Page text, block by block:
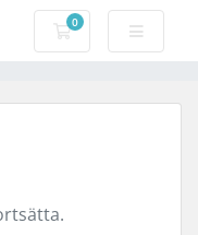
0
Kundvagn